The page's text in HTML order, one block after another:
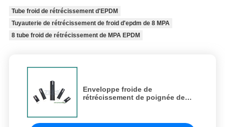
Tube froid de rétrécissement d'EPDM
Tuyauterie de rétrécissement de froid d'epdm de 8 MPA
8 tube froid de rétrécissement de MPA EPDM
Enveloppe froide de
rétrécissement de poignée de
diamètre EPDM de 66mm